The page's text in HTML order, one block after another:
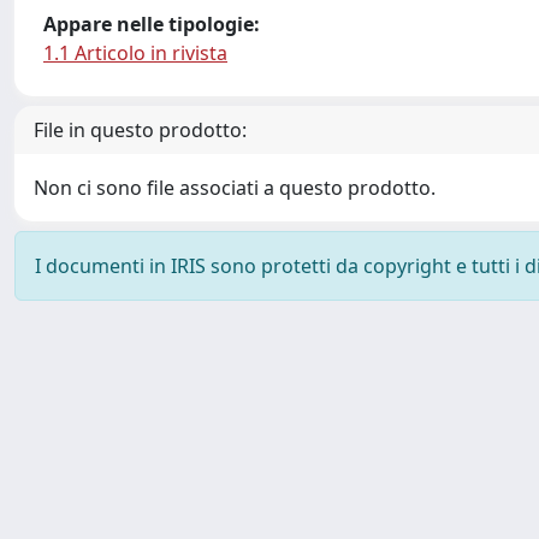
Appare nelle tipologie:
1.1 Articolo in rivista
File in questo prodotto:
Non ci sono file associati a questo prodotto.
I documenti in IRIS sono protetti da copyright e tutti i